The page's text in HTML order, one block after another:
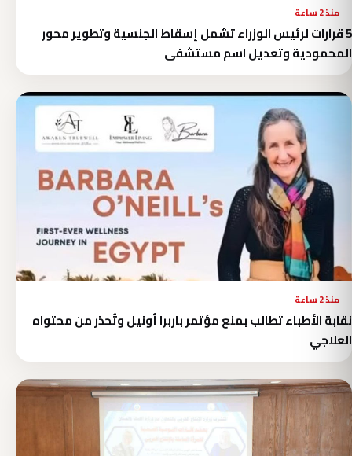
منذ 2 ساعة
5 قرارات لرئيس الوزراء تشمل إسقاط الجنسية وتطوير محور
المحمودية وتعديل اسم مستشفى
منذ 2 ساعة
نقابة الأطباء تطالب بمنع مؤتمر باربرا أونيل وتُحذر من محتواه
العلاجي